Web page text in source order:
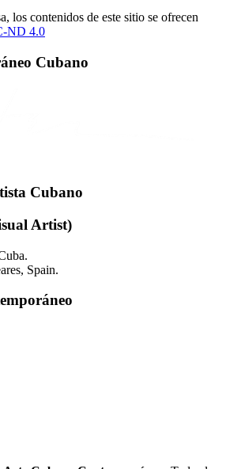
los contenidos de este sitio se ofrecen
ND 4.0
Cubano
Cubano
Artist)
Spain.